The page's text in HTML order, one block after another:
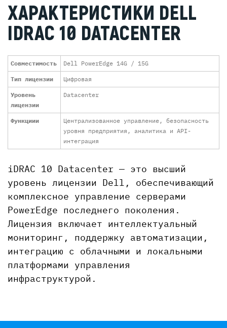
ХАРАКТЕРИСТИКИ DELL
IDRAC 10 DATACENTER
Совместимость Dell PowerEdge 14G / 15G
Тип лицензии Цифровая
Уровень
лицензии
Datacenter
Функциии
Централизованное управление, безопасность
уровня предприятия, аналитика и API-
интеграция
iDRAC 10 Datacenter — это высший
уровень лицензии Dell, обеспечивающий
комплексное управление серверами
PowerEdge последнего поколения.
Лицензия включает интеллектуальный
мониторинг, поддержку автоматизации,
интеграцию с облачными и локальными
платформами управления
инфраструктурой.